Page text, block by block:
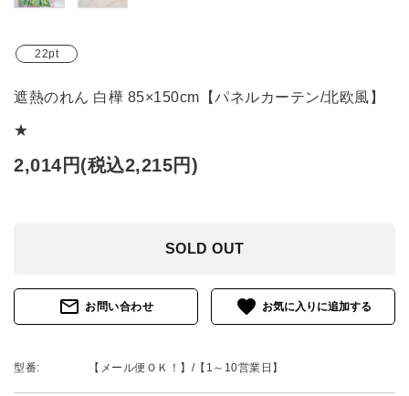
22pt
遮熱のれん 白樺 85×150cm【パネルカーテン/北欧風】
★
2,014円(税込2,215円)
SOLD OUT
mail_outline お問い合わせ favorite
型番: 【メール便ＯＫ！】/【1～10営業日】